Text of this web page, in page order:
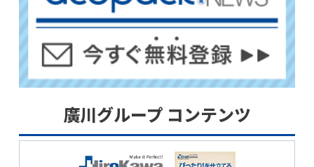
廣川グループ コンテンツ